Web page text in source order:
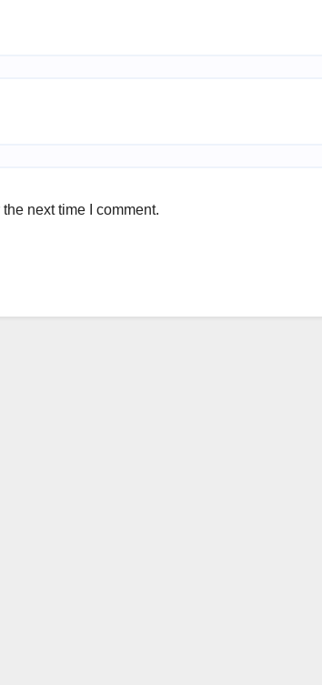
next time I comment.